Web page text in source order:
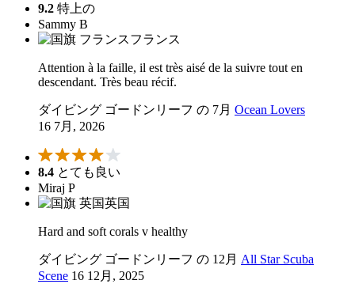
9.2 特上の
Sammy B
フランス
Attention à la faille, il est très aisé de la suivre tout en
descendant. Très beau récif.
ダイビング ゴードンリーフ の 7月 Ocean Lovers
16 7月, 2026
8.4 とても良い
Miraj P
英国
Hard and soft corals v healthy
ダイビング ゴードンリーフ の 12月 All Star Scuba
Scene 16 12月, 2025